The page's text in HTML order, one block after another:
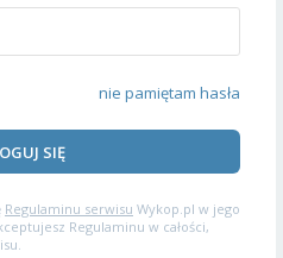
nie pamiętam hasła
SIĘ
Regulaminu serwisu Wykop.pl w jego
Regulaminu w całości,